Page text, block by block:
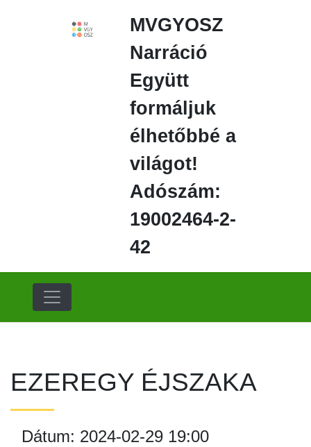
MVGYOSZ
Narráció
Együtt
formáljuk
élhetőbbé a
világot!
Adószám:
19002464-2-
42
EZEREGY ÉJSZAKA
Dátum: 2024-02-29 19:00